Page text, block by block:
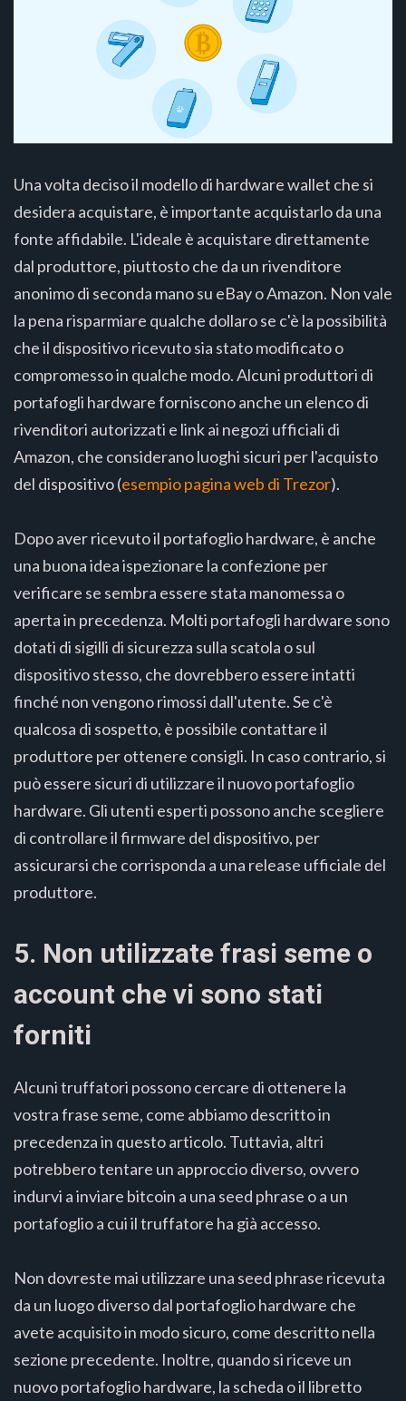
Una volta deciso il modello di hardware wallet che si
desidera acquistare, è importante acquistarlo da una
fonte affidabile. L'ideale è acquistare direttamente
dal produttore, piuttosto che da un rivenditore
anonimo di seconda mano su eBay o Amazon. Non vale
la pena risparmiare qualche dollaro se c'è la possibilità
che il dispositivo ricevuto sia stato modificato o
compromesso in qualche modo. Alcuni produttori di
portafogli hardware forniscono anche un elenco di
rivenditori autorizzati e link ai negozi ufficiali di
Amazon, che considerano luoghi sicuri per l'acquisto
del dispositivo (esempio pagina web di Trezor).
Dopo aver ricevuto il portafoglio hardware, è anche
una buona idea ispezionare la confezione per
verificare se sembra essere stata manomessa o
aperta in precedenza. Molti portafogli hardware sono
dotati di sigilli di sicurezza sulla scatola o sul
dispositivo stesso, che dovrebbero essere intatti
finché non vengono rimossi dall'utente. Se c'è
qualcosa di sospetto, è possibile contattare il
produttore per ottenere consigli. In caso contrario, si
può essere sicuri di utilizzare il nuovo portafoglio
hardware. Gli utenti esperti possono anche scegliere
di controllare il firmware del dispositivo, per
assicurarsi che corrisponda a una release ufficiale del
produttore.
5. Non utilizzate frasi seme o
account che vi sono stati
forniti
Alcuni truffatori possono cercare di ottenere la
vostra frase seme, come abbiamo descritto in
precedenza in questo articolo. Tuttavia, altri
potrebbero tentare un approccio diverso, ovvero
indurvi a inviare bitcoin a una seed phrase o a un
portafoglio a cui il truffatore ha già accesso.
Non dovreste mai utilizzare una seed phrase ricevuta
da un luogo diverso dal portafoglio hardware che
avete acquisito in modo sicuro, come descritto nella
sezione precedente. Inoltre, quando si riceve un
nuovo portafoglio hardware, la scheda o il libretto